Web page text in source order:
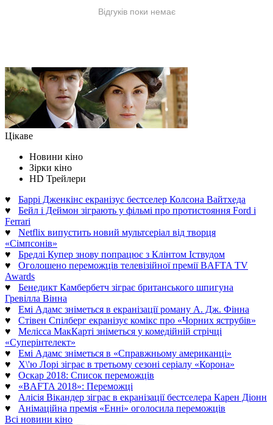
Цікаве
Новини кіно
Зірки кіно
HD Трейлери
♥ Баррі Дженкінс екранізує бестселер Колсона Вайтхеда
♥ Бейл і Деймон зіграють у фільмі про протистояння Ford і
Ferrari
♥ Netflix випустить новий мультсеріал від творця
«Сімпсонів»
♥ Бредлі Купер знову попрацює з Клінтом Іствудом
♥ Оголошено переможців телевізійної премії BAFTA TV
Awards
♥ Бенедикт Камбербетч зіграє британського шпигуна
Гревілла Вінна
♥ Емі Адамс зніметься в екранізації роману А. Дж. Фінна
♥ Стівен Спілберг екранізує комікс про «Чорних яструбів»
♥ Мелісса МакКарті зніметься у комедійній стрічці
«Суперінтелект»
♥ Емі Адамс зніметься в «Справжньому американці»
♥ Х\'ю Лорі зіграє в третьому сезоні серіалу «Корона»
♥ Оскар 2018: Список переможців
♥ «BAFTA 2018»: Переможці
♥ Алісія Вікандер зіграє в екранізації бестселера Карен Діонн
♥ Анімаційна премія «Енні» оголосила переможців
Всі новини кіно